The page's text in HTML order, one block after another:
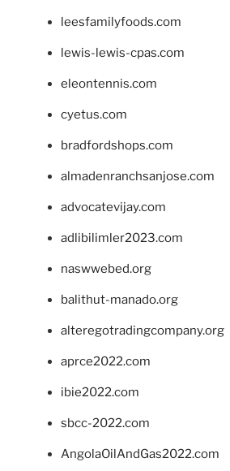
leesfamilyfoods.com
lewis-lewis-cpas.com
eleontennis.com
cyetus.com
bradfordshops.com
almadenranchsanjose.com
advocatevijay.com
adlibilimler2023.com
naswwebed.org
balithut-manado.org
alteregotradingcompany.org
aprce2022.com
ibie2022.com
sbcc-2022.com
AngolaOilAndGas2022.com